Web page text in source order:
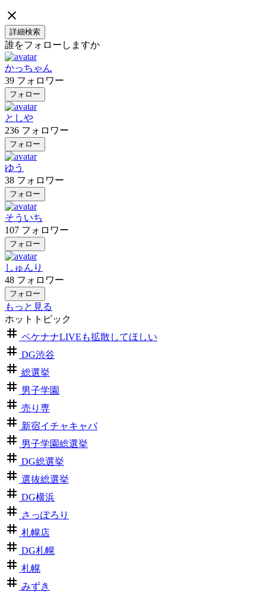
詳細検索
誰をフォローしますか
かっちゃん
39 フォロワー
フォロー
としや
236 フォロワー
フォロー
ゆう
38 フォロワー
フォロー
そういち
107 フォロワー
フォロー
しゅんり
48 フォロワー
フォロー
もっと見る
ホットトピック
ペケナナLIVEも拡散してほしい
DG渋谷
総選挙
男子学園
売り専
新宿イチャキャバ
男子学園総選挙
DG総選挙
選抜総選挙
DG横浜
さっぽろり
札幌店
DG札幌
札幌
みずき